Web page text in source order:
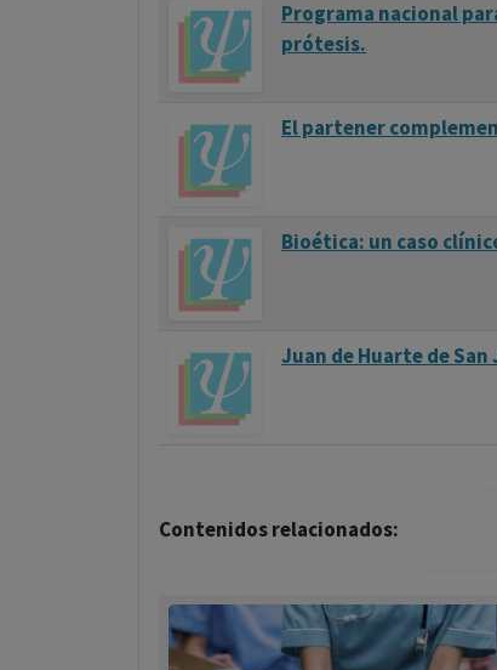
Programa nacional
prótesis.
El partener
Bioética: un caso
Juan de Huarte de
Contenidos relacionados: